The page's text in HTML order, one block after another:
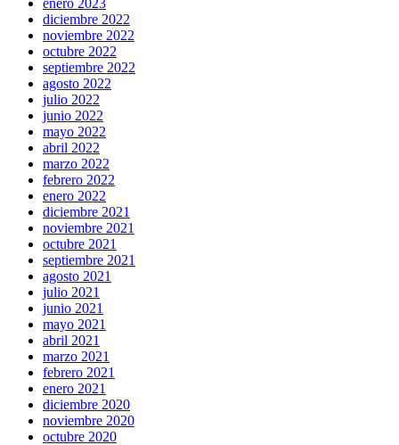
diciembre 2022
noviembre 2022
octubre 2022
septiembre 2022
agosto 2022
julio 2022
junio 2022
mayo 2022
abril 2022
marzo 2022
febrero 2022
enero 2022
diciembre 2021
noviembre 2021
octubre 2021
septiembre 2021
agosto 2021
julio 2021
junio 2021
mayo 2021
abril 2021
marzo 2021
febrero 2021
enero 2021
diciembre 2020
noviembre 2020
octubre 2020